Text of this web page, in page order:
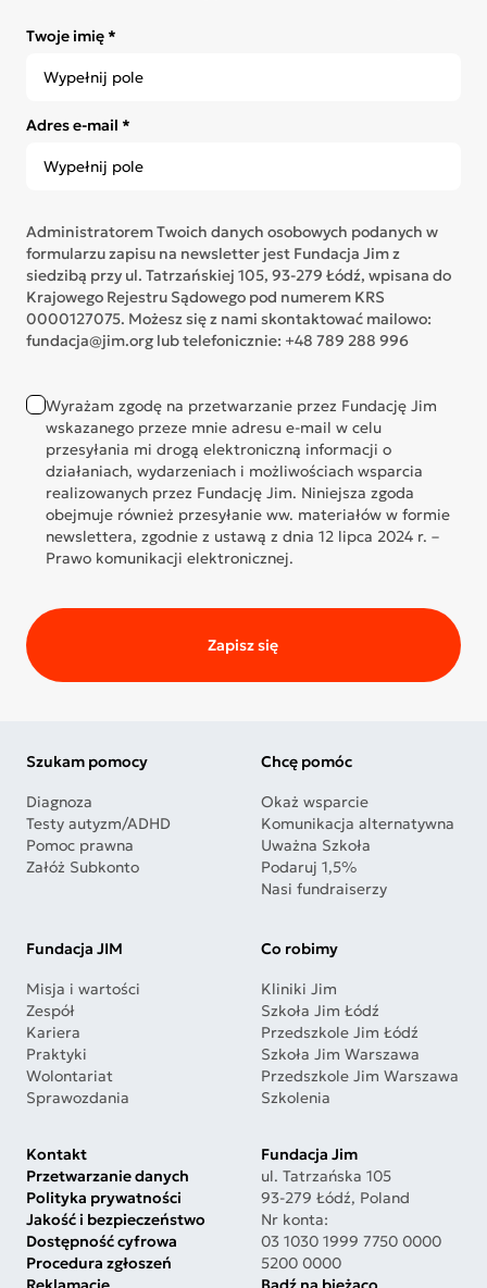
Twoje imię *
Adres e-mail *
Administratorem Twoich danych osobowych podanych w
formularzu zapisu na newsletter jest Fundacja Jim z
siedzibą przy ul. Tatrzańskiej 105, 93-279 Łódź, wpisana do
Krajowego Rejestru Sądowego pod numerem KRS
0000127075. Możesz się z nami skontaktować mailowo:
fundacja@jim.org lub telefonicznie: +48 789 288 996
Wyrażam zgodę na przetwarzanie przez Fundację Jim
wskazanego przeze mnie adresu e-mail w celu
przesyłania mi drogą elektroniczną informacji o
działaniach, wydarzeniach i możliwościach wsparcia
realizowanych przez Fundację Jim. Niniejsza zgoda
obejmuje również przesyłanie ww. materiałów w formie
newslettera, zgodnie z ustawą z dnia 12 lipca 2024 r. –
Prawo komunikacji elektronicznej.
Zapisz się
Szukam pomocy
Diagnoza
Testy autyzm/ADHD
Pomoc prawna
Załóż Subkonto
Chcę pomóc
Okaż wsparcie
Komunikacja alternatywna
Uważna Szkoła
Podaruj 1,5%
Nasi fundraiserzy
Fundacja JIM
Misja i wartości
Zespół
Kariera
Praktyki
Wolontariat
Sprawozdania
Co robimy
Kliniki Jim
Szkoła Jim Łódź
Przedszkole Jim Łódź
Szkoła Jim Warszawa
Przedszkole Jim Warszawa
Szkolenia
Kontakt
Przetwarzanie danych
Polityka prywatności
Jakość i bezpieczeństwo
Dostępność cyfrowa
Procedura zgłoszeń
Fundacja Jim
ul. Tatrzańska 105
93-279 Łódź, Poland
Nr konta:
03 1030 1999 7750 0000
5200 0000